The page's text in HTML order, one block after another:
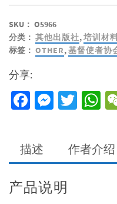
们
吃
吧
量
SKU： O5966
分类： 其他出版社,培训材
标签： OTHER,基督使者协
分享:
Facebook
描述 作者介绍
产品说明